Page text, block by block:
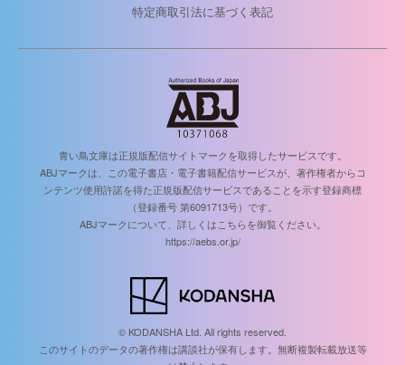
特定商取引法に基づく表記
青い鳥文庫は正規版配信サイトマークを取得したサービスです。
ABJマークは、この電子書店・電子書籍配信サービスが、著作権者からコ
ンテンツ使用許諾を得た正規版配信サービスであることを示す登録商標
（登録番号 第6091713号）です。
ABJマークについて、詳しくはこちらを御覧ください。
https://aebs.or.jp/
© KODANSHA Ltd. All rights reserved.
このサイトのデータの著作権は講談社が保有します。無断複製転載放送等